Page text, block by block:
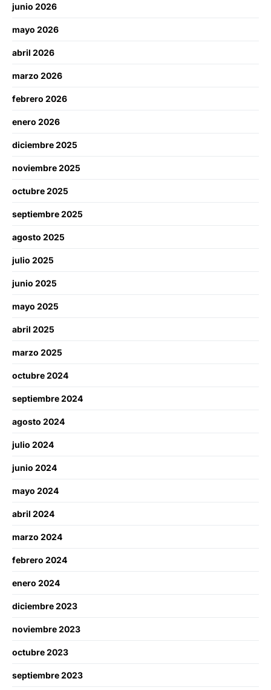
junio 2026
mayo 2026
abril 2026
marzo 2026
febrero 2026
enero 2026
diciembre 2025
noviembre 2025
octubre 2025
septiembre 2025
agosto 2025
julio 2025
junio 2025
mayo 2025
abril 2025
marzo 2025
octubre 2024
septiembre 2024
agosto 2024
julio 2024
junio 2024
mayo 2024
abril 2024
marzo 2024
febrero 2024
enero 2024
diciembre 2023
noviembre 2023
octubre 2023
septiembre 2023